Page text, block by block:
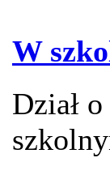
W
Dział